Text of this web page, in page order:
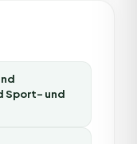
Sport- und